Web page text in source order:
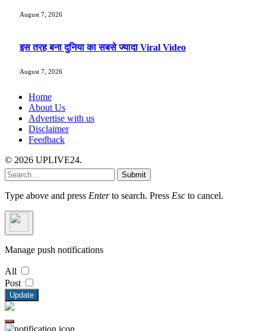
August 7, 2026
इस तरह बना दुनिया का सबसे ज्यादा Viral Video
August 7, 2026
Home
About Us
Advertise with us
Disclaimer
Feedback
© 2026 UPLIVE24.
Submit
Type above and press Enterto search. Press Esc to cancel.
Manage push notifications
All
Post
Update